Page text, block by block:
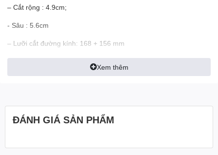
– Cắt rộng : 4.9cm;
- Sâu : 5.6cm
– Lưỡi cắt đường kính: 168 + 156 mm
– Thiết kế chống nước tối ưu (cắt được từ dưới lên với đường
– Tự mở nắp cắt góc khi gặp góc
– Tích hợp cắt nước không bụi (có thể tích hợp cùng máy hút bụi
Xem thêm
ĐÁNH GIÁ SẢN PHẨM